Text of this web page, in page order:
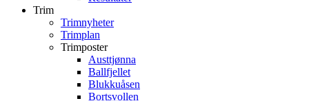
Trim
Trimnyheter
Trimplan
Trimposter
Austtjønna
Ballfjellet
Blukkuåsen
Bortsvollen